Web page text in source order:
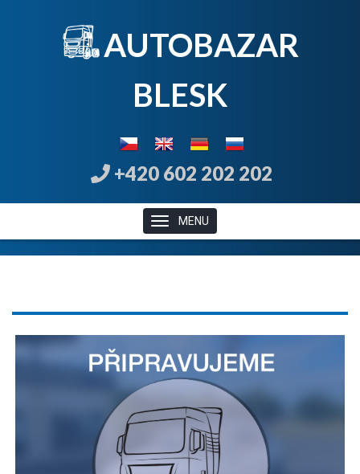
AUTOBAZAR
BLESK
+420 602 202 202
MENU